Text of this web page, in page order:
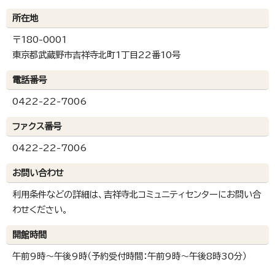
所在地
〒180-0001
東京都武蔵野市吉祥寺北町1丁目22番10号
電話番号
0422-22-7006
ファクス番号
0422-22-7006
お問い合わせ
利用条件などの詳細は、吉祥寺北コミュニティセンターにお問い合
わせください。
開館時間
午前9時～午後9時（予約受付時間：午前9時～午後8時30分）